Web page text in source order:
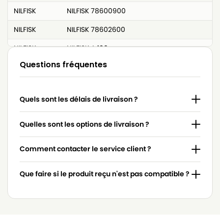
NILFISK
NILFISK 78600900
NILFISK
NILFISK 78602600
NILFISK
NILFISK A 100
NILFISK
NILFISK ACTION
NILFISK
NILFISK BRAVO SPECIAL
NILFISK
NILFISK BUBBLES GM 50
NILFISK
NILFISK C 110
NILFISK
NILFISK C 120
NILFISK
NILFISK C 15
Questions fréquentes
Quels sont les délais de livraison ?
Quelles sont les options de livraison ?
Comment contacter le service client ?
Que faire si le produit reçu n'est pas compatible ?